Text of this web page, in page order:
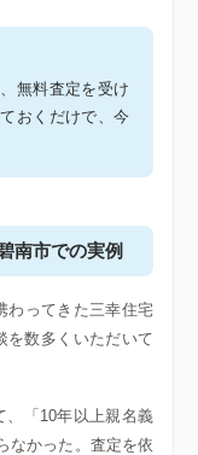
無料査定を受け
おくだけで、今
南市での実例
わってきた三幸住宅
を数多くいただいて
、「10年以上親名義
なかった。査定を依